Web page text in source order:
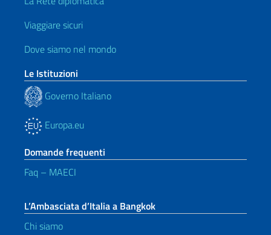
Viaggiare sicuri
Dove siamo nel mondo
Le Istituzioni
Governo Italiano
Europa.eu
Domande frequenti
Faq – MAECI
L’Ambasciata d’Italia a Bangkok
Chi siamo